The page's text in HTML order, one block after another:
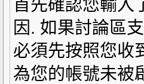
首先確認您輸入
因. 如果討論區
必須先按照您收
為您的帳號未被